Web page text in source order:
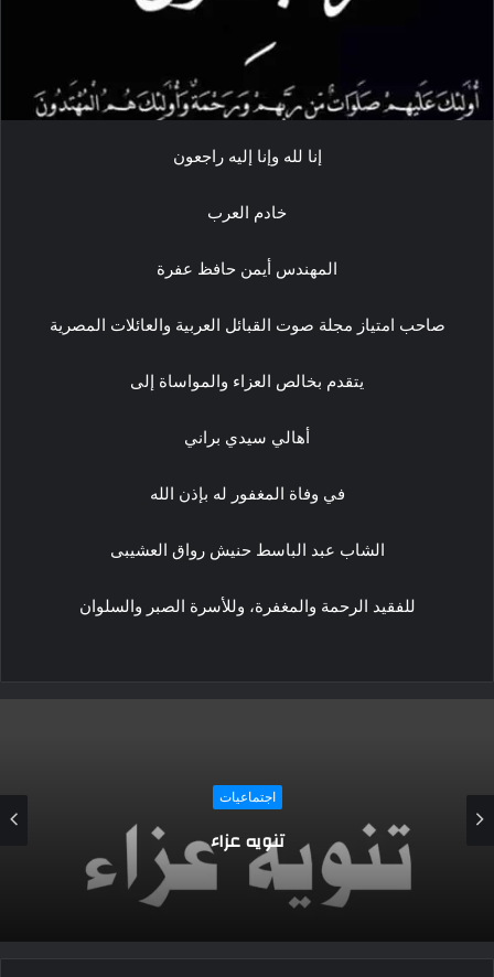
إنا لله وإنا إليه راجعون
خادم العرب
المهندس أيمن حافظ عفرة
صاحب امتياز مجلة صوت القبائل العربية والعائلات المصرية
يتقدم بخالص العزاء والمواساة إلى
أهالي سيدي براني
في وفاة المغفور له بإذن الله
الشاب عبد الباسط حنيش رواق العشيبى
للفقيد الرحمة والمغفرة، وللأسرة الصبر والسلوان
اجتماعيات
تنويه عزاء